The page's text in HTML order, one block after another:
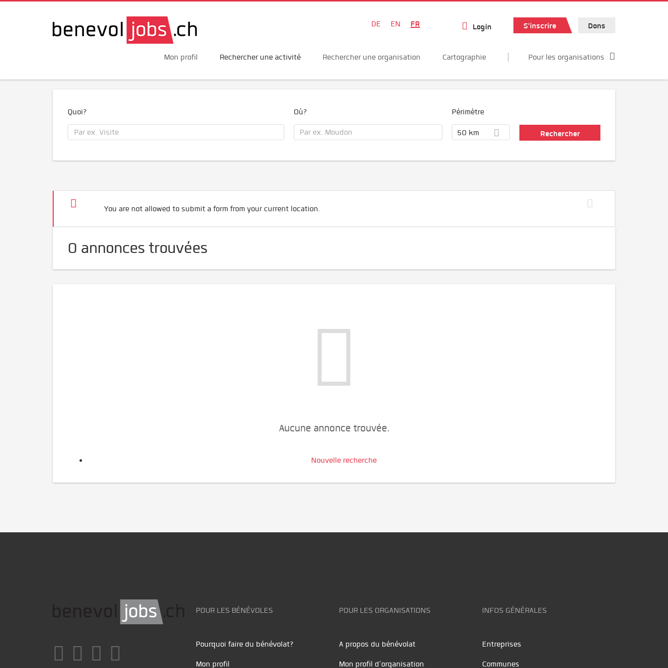
DE EN FR Login S'inscrire Dons
Mon profil Rechercher une activité Rechercher une organisation Cartographie Pour les organisations
Quoi? Où? Périmètre
50 km
You are not allowed to submit a form from your current location.
0 annonces trouvées
Aucune annonce trouvée.
Nouvelle recherche
POUR LES BÉNÉVOLES
Pourquoi faire du bénévolat?
Mon profil
POUR LES ORGANISATIONS
A propos du bénévolat
Mon profil d'organisation
INFOS GÉNÉRALES
Entreprises
Communes